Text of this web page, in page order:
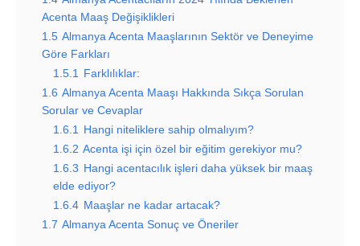
Acenta Maaş Değişiklikleri
1.5 Almanya Acenta Maaşlarının Sektör ve Deneyime
Göre Farkları
1.5.1
Farklılıklar:
1.6 Almanya Acenta Maaşı Hakkında Sıkça Sorulan
Sorular ve Cevaplar
1.6.1
Hangi niteliklere sahip olmalıyım?
1.6.2 Acenta işi için özel bir eğitim gerekiyor mu?
1.6.3 Hangi acentacılık işleri daha yüksek bir maaş
elde ediyor?
1.6.4 Maaşlar ne kadar artacak?
1.7 Almanya Acenta Sonuç ve Öneriler